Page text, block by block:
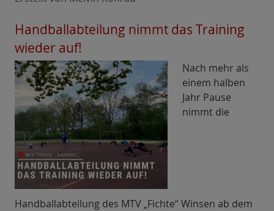
Handballabteilung nimmt das Training
wieder auf!
Nach mehr als
einem halben
Jahr Pause
nimmt die
Handballabteilung des MTV „Fichte“ Winsen ab dem